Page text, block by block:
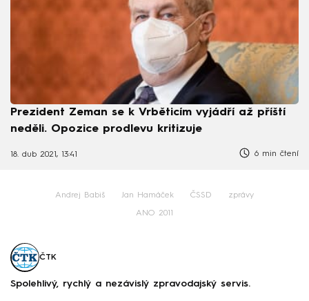
Prezident Zeman se k Vrběticím vyjádří až příští
neděli. Opozice prodlevu kritizuje
18. dub 2021, 13:41 6 min čtení
Andrej Babiš Jan Hamáček ČSSD zprávy
ANO 2011
ČTK
Spolehlivý, rychlý a nezávislý zpravodajský servis.